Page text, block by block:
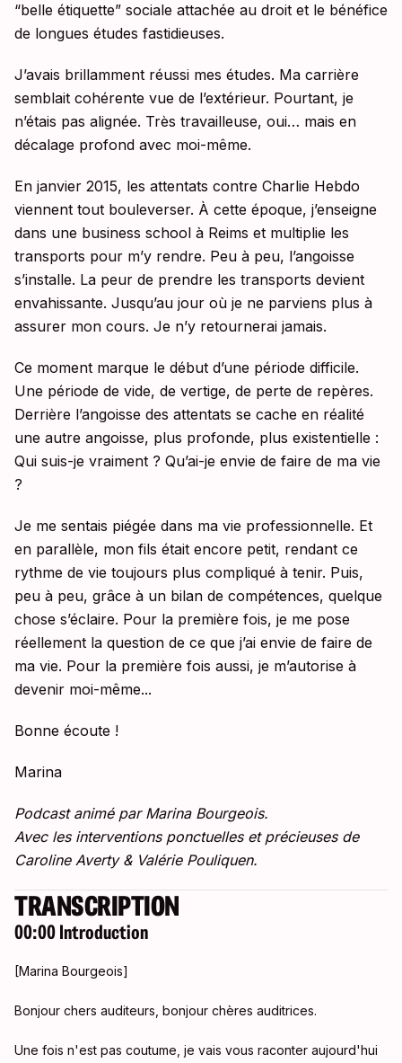
“belle étiquette” sociale attachée au droit et le bénéfice
de longues études fastidieuses.
J’avais brillamment réussi mes études. Ma carrière
semblait cohérente vue de l’extérieur. Pourtant, je
n’étais pas alignée. Très travailleuse, oui… mais en
décalage profond avec moi-même.
En janvier 2015, les attentats contre Charlie Hebdo
viennent tout bouleverser. À cette époque, j’enseigne
dans une business school à Reims et multiplie les
transports pour m’y rendre. Peu à peu, l’angoisse
s’installe. La peur de prendre les transports devient
envahissante. Jusqu’au jour où je ne parviens plus à
assurer mon cours. Je n’y retournerai jamais.
Ce moment marque le début d’une période difficile.
Une période de vide, de vertige, de perte de repères.
Derrière l’angoisse des attentats se cache en réalité
une autre angoisse, plus profonde, plus existentielle :
Qui suis-je vraiment ? Qu’ai-je envie de faire de ma vie
?
Je me sentais piégée dans ma vie professionnelle. Et
en parallèle, mon fils était encore petit, rendant ce
rythme de vie toujours plus compliqué à tenir. Puis,
peu à peu, grâce à un bilan de compétences, quelque
chose s’éclaire. Pour la première fois, je me pose
réellement la question de ce que j’ai envie de faire de
ma vie. Pour la première fois aussi, je m’autorise à
devenir moi-même...
Bonne écoute !
Marina
Podcast animé par Marina Bourgeois.
Avec les interventions ponctuelles et précieuses de
Caroline Averty & Valérie Pouliquen.
TRANSCRIPTION
00:00 Introduction
[Marina Bourgeois]
Bonjour chers auditeurs, bonjour chères auditrices.
Une fois n'est pas coutume, je vais vous raconter aujourd'hui